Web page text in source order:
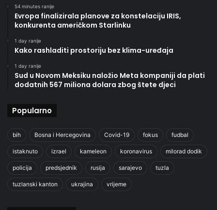
54 minutes ranije
Evropa finalizirala planove za konstelaciju IRIS,
konkurenta američkom Starlinku
1 day ranije
Kako rashladiti prostoriju bez klima-uređaja
1 day ranije
Sud u Novom Meksiku naložio Meta kompaniji da plati
dodatnih 567 miliona dolara zbog štete djeci
Popularno
bih Bosna i Hercegovina Covid-19 fokus fudbal
istaknuto izrael kameleon koronavirus milorad dodik
policija predsjednik rusija sarajevo tuzla
tuzlanski kanton ukrajina vrijeme